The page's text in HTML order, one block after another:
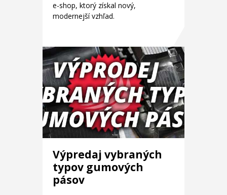
e-shop, ktorý získal nový,
modernejší vzhľad.
Výpredaj vybraných
typov gumových
pásov